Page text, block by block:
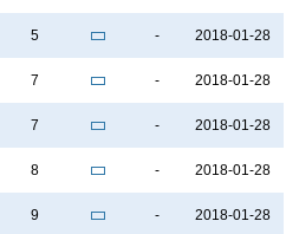
5 - 2018-01-28
7 - 2018-01-28
7 - 2018-01-28
8 - 2018-01-28
9 - 2018-01-28